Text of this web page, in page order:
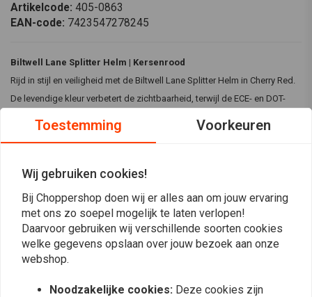
Artikelcode: 405-0863
EAN-code: 7423547278245
Biltwell Lane Splitter Helm | Kersenrood
Rijd in stijl en veiligheid met de Biltwell Lane Splitter Helm in Cherry Red.
De levendige kleur verbetert de zichtbaarheid, terwijl de ECE- en DOT-
Beschikbare maten:
XS, S, M, L, XL, 2XL
Specificaties:
Constructie:Robuuste ABS buitenkant met goede ventilatie en
schokabsorberende EPS veiligheidsvoering met handgestikte
binnenvulling.
Voldoet aan ECE 06 en DOT veiligheidsnormen
Lees meer
Reviews
Toestemming Voorkeuren
Wij gebruiken cookies!
Bij Choppershop doen wij er alles aan om jouw ervaring
met ons zo soepel mogelijk te laten verlopen!
Daarvoor gebruiken wij verschillende soorten cookies
welke gegevens opslaan over jouw bezoek aan onze
webshop.
Noodzakelijke cookies: Deze cookies zijn